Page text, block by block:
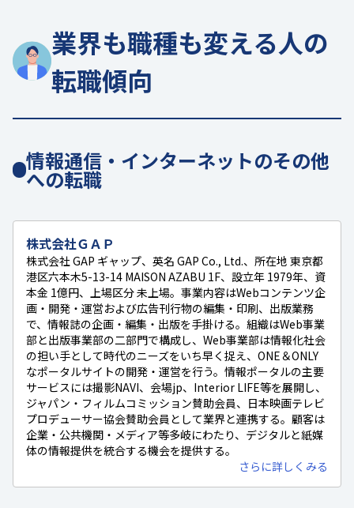
業界も職種も変える人の
転職傾向
情報通信・インターネットのその他
への転職
株式会社ＧＡＰ
株式会社 GAP ギャップ、英名 GAP Co., Ltd.、所在地 東京都
港区六本木5-13-14 MAISON AZABU 1F、設立年 1979年、資
本金 1億円、上場区分 未上場。事業内容はWebコンテンツ企
画・開発・運営および広告刊行物の編集・印刷、出版業務
で、情報誌の企画・編集・出版を手掛ける。組織はWeb事業
部と出版事業部の二部門で構成し、Web事業部は情報化社会
の担い手として時代のニーズをいち早く捉え、ONE＆ONLY
なポータルサイトの開発・運営を行う。情報ポータルの主要
サービスには撮影NAVI、会場jp、Interior LIFE等を展開し、
ジャパン・フィルムコミッション賛助会員、日本映画テレビ
プロデューサー協会賛助会員として業界と連携する。顧客は
企業・公共機関・メディア等多岐にわたり、デジタルと紙媒
体の情報提供を統合する機会を提供する。
さらに詳しくみる